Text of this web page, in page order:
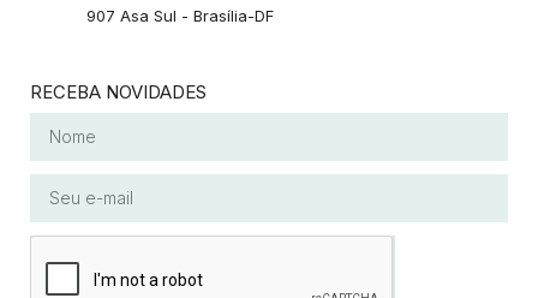
907 Asa Sul - Brasília-DF
RECEBA NOVIDADES